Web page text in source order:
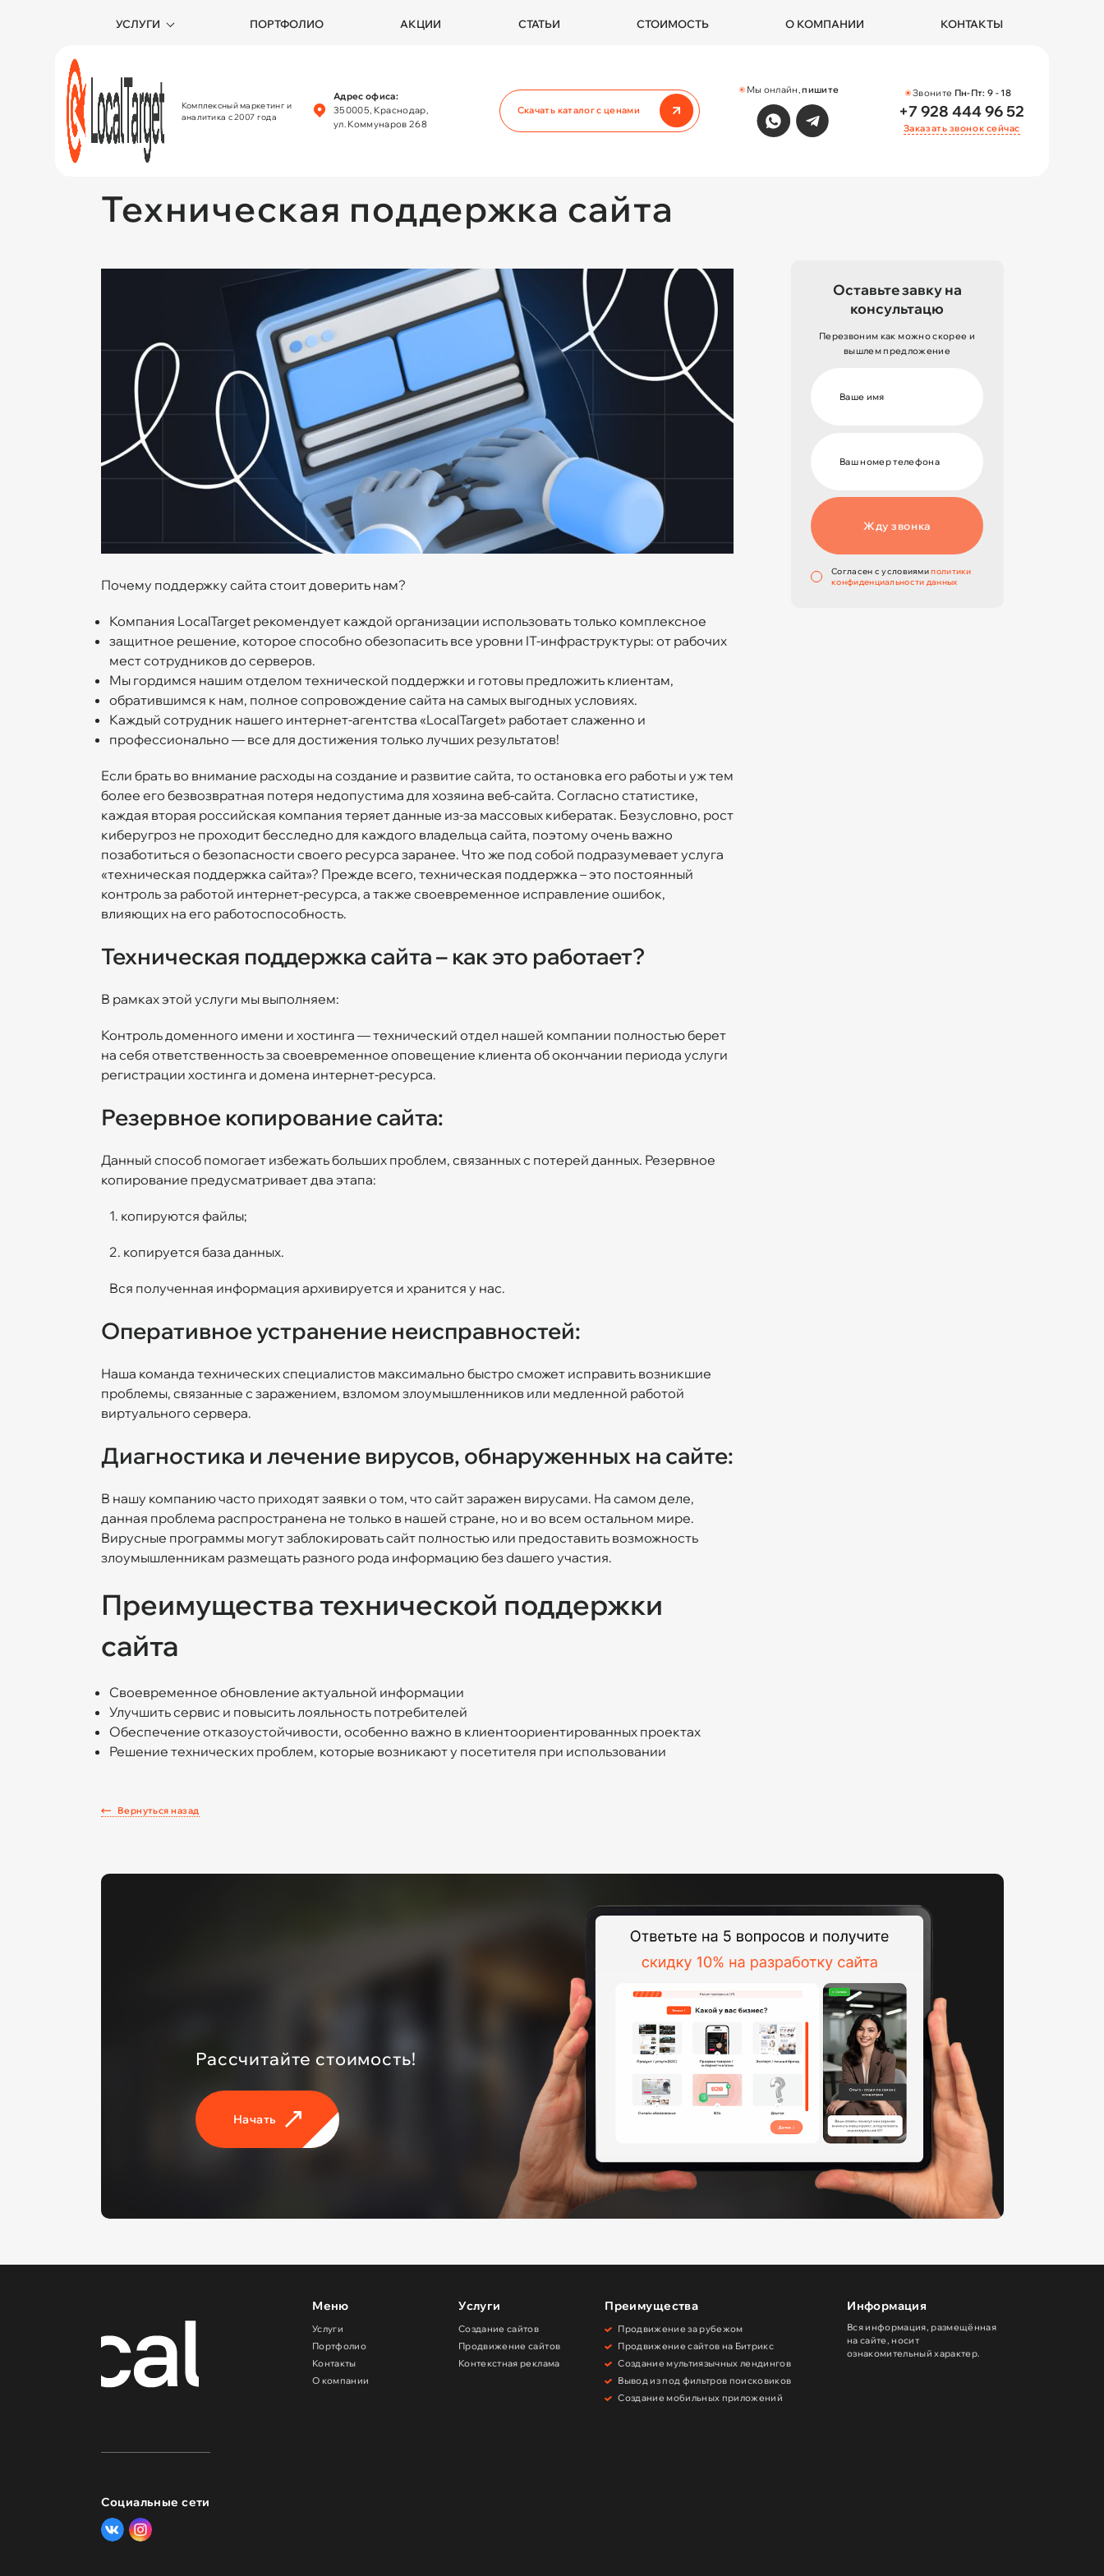
УСЛУГИ ПОРТФОЛИО АКЦИИ СТАТЬИ СТОИМОСТЬ О КОМПАНИИ КОНТАКТЫ
Комплексный маркетинг и
аналитика с 2007 года
Адрес офиса:
350005, Краснодар,
ул. Коммунаров 268
Скачать каталог с ценами
Мы онлайн,пишите Звоните Пн-Пт: 9 - 18
+7 928 444 96 52
Заказать звонок сейчас
Техническая поддержка сайта
Почему поддержку сайта стоит доверить нам?
Компания LocalTarget рекомендует каждой организации использовать только комплексное
защитное решение, которое способно обезопасить все уровни IT-инфраструктуры: от рабочих
мест сотрудников до серверов.
Мы гордимся нашим отделом технической поддержки и готовы предложить клиентам,
обратившимся к нам, полное сопровождение сайта на самых выгодных условиях.
Каждый сотрудник нашего интернет-агентства «LocalTarget» работает слаженно и
профессионально — все для достижения только лучших результатов!
Если брать во внимание расходы на создание и развитие сайта, то остановка его работы и уж тем
более его безвозвратная потеря недопустима для хозяина веб-сайта. Согласно статистике,
каждая вторая российская компания теряет данные из-за массовых кибератак. Безусловно, рост
киберугроз не проходит бесследно для каждого владельца сайта, поэтому очень важно
позаботиться о безопасности своего ресурса заранее. Что же под собой подразумевает услуга
«техническая поддержка сайта»? Прежде всего, техническая поддержка – это постоянный
контроль за работой интернет-ресурса, а также своевременное исправление ошибок,
влияющих на его работоспособность.
Техническая поддержка сайта – как это работает?
В рамках этой услуги мы выполняем:
Контроль доменного имени и хостинга — технический отдел нашей компании полностью берет
на себя ответственность за своевременное оповещение клиента об окончании периода услуги
регистрации хостинга и домена интернет-ресурса.
Резервное копирование сайта:
Данный способ помогает избежать больших проблем, связанных с потерей данных. Резервное
копирование предусматривает два этапа:
1. копируются файлы;
2. копируется база данных.
Вся полученная информация архивируется и хранится у нас.
Оперативное устранение неисправностей:
Наша команда технических специалистов максимально быстро сможет исправить возникшие
проблемы, связанные с заражением, взломом злоумышленников или медленной работой
виртуального сервера.
Диагностика и лечение вирусов, обнаруженных на сайте:
В нашу компанию часто приходят заявки о том, что сайт заражен вирусами. На самом деле,
данная проблема распространена не только в нашей стране, но и во всем остальном мире.
Вирусные программы могут заблокировать сайт полностью или предоставить возможность
злоумышленникам размещать разного рода информацию без dашего участия.
Преимущества технической поддержки
сайта
Своевременное обновление актуальной информации
Улучшить сервис и повысить лояльность потребителей
Обеспечение отказоустойчивости, особенно важно в клиентоориентированных проектах
Решение технических проблем, которые возникают у посетителя при использовании
Вернуться назад
Оставьте завку на
консультацю
Перезвоним как можно скорее и
вышлем предложение
Жду звонка
Cогласен с условиямиполитики
конфиденциальности данных
Рассчитайте стоимость!
Начать
Социальные сети
Меню
Услуги
Портфолио
Контакты
О компании
Услуги
Создание сайтов
Продвижение сайтов
Контекстная реклама
Преимущества
Продвижение за рубежом
Продвижение сайтов на Битрикс
Создание мультиязычных лендингов
Вывод из под фильтров поисковиков
Создание мобильных приложений
Информация
Вся информация, размещённая
на сайте, носит
ознакомительный характер.